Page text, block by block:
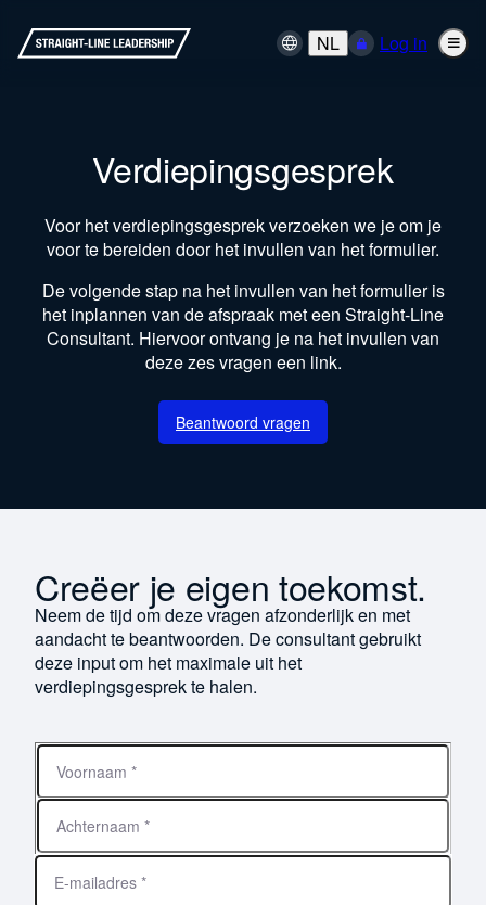
NL Log in
Verdiepingsgesprek
Voor het verdiepingsgesprek verzoeken we je om je
voor te bereiden door het invullen van het formulier.
De volgende stap na het invullen van het formulier is
het inplannen van de afspraak met een Straight-Line
Consultant. Hiervoor ontvang je na het invullen van
deze zes vragen een link.
Beantwoord vragen
Creëer je eigen toekomst.
Neem de tijd om deze vragen afzonderlijk en met
aandacht te beantwoorden. De consultant gebruikt
deze input om het maximale uit het
verdiepingsgesprek te halen.
Voornaam
Achternaam